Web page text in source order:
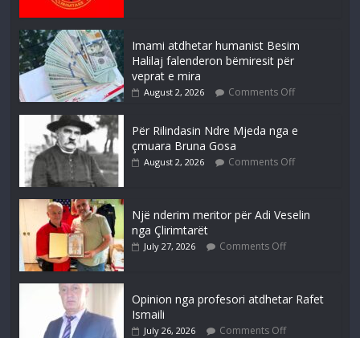
Imami atdhetar humanist Besim
Halilaj falenderon bëmiresit për
veprat e mira
August 2, 2026 Comments Off
Për Rilindasin Ndre Mjeda nga e
çmuara Bruna Gosa
August 2, 2026 Comments Off
Një nderim meritor për Adi Veselin
nga Çlirimtarët
July 27, 2026 Comments Off
Opinion nga profesori atdhetar Rafet
Ismaili
July 26, 2026 Comments Off